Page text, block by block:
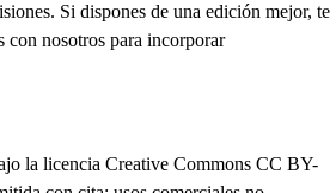
Si dispones de una edición mejor, te
con nosotros para incorporar
la licencia Creative Commons CC BY-